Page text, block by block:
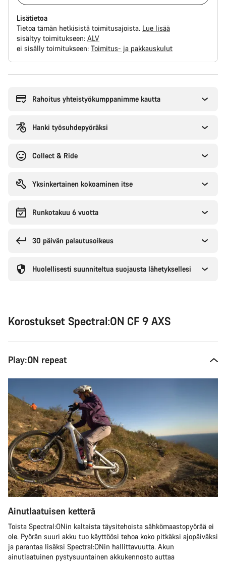
Lisätietoa
Tietoa tämän hetkisistä toimitusajoista. Lue lisää
sisältyy toimitukseen: ALV
ei sisälly toimitukseen: Toimitus- ja pakkauskulut
Rahoitus yhteistyökumppanimme kautta
Hanki työsuhdepyöräksi
Collect & Ride
Yksinkertainen kokoaminen itse
Runkotakuu 6 vuotta
30 päivän palautusoikeus
Huolellisesti suunniteltua suojausta lähetyksellesi
Korostukset Spectral:ON CF 9 AXS
Play:ON repeat
Ainutlaatuisen ketterä
Toista Spectral:ONin kaltaista täysitehoista sähkömaastopyörää ei
ole. Pyörän suuri akku tuo käyttöösi tehoa koko pitkäksi ajopäiväksi
ja parantaa lisäksi Spectral:ONin hallittavuutta. Akun
ainutlaatuinen pystysuuntainen akkukennosto auttaa